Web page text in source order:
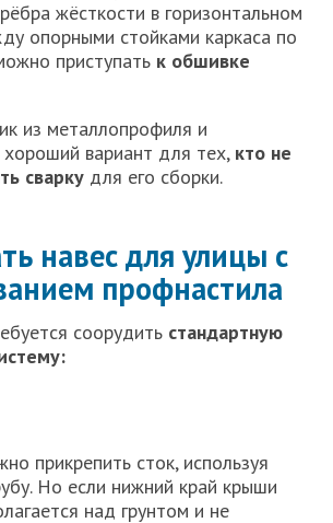
жёсткости в горизонтальном
опорными стойками каркаса по
приступать к обшивке
из металлопрофиля и
вариант для тех, кто не
сварку для его сборки.
навес для улицы с
профнастила
соорудить стандартную
прикрепить сток, используя
Но если нижний край крыши
над грунтом и не